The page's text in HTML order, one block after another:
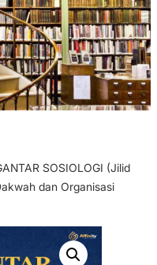
SOSIOLOGI (Jilid
dan Organisasi